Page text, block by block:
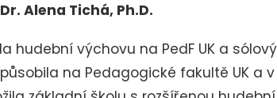
Alena Tichá, Ph.D.
hudební výchovu na PedF UK a sólový
na Pedagogické fakultě UK a